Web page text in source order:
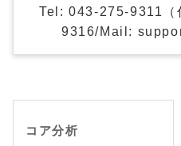
Tel: 043-275-9311（
9316/Mail:
コア分析